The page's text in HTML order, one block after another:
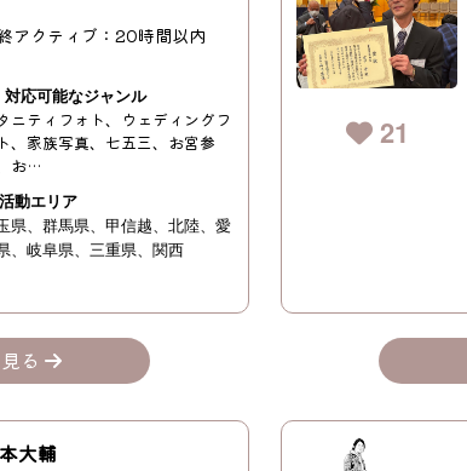
アクティブ：20時間以内
対応可能なジャンル
ニティフォト、ウェディングフ
、家族写真、七五三、お宮参
お…
活動エリア
県
群馬県 甲信越 北陸
愛
岐阜県 三重県 関西
る
21
大輔